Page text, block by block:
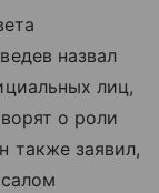
назвал
лиц,
о роли
также заявил,